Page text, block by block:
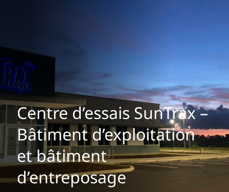
Centre d’essais SunTrax –
Bâtiment d’exploitation
et bâtiment
d’entreposage